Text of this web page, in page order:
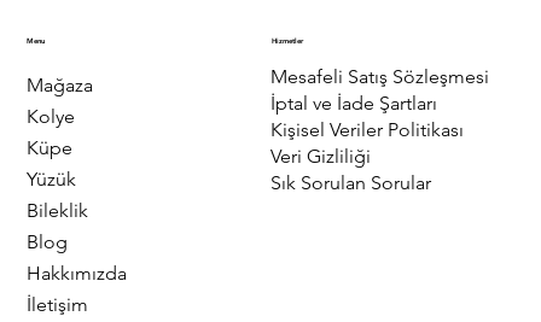
Menu
Mağaza
Kolye
Küpe
Yüzük
Bileklik
Blog
Hakkımızda
İletişim
Hizmetler
Mesafeli Satış Sözleşmesi
İptal ve İade Şartları
Kişisel Veriler Politikası
Veri Gizliliği
Sık Sorulan Sorular